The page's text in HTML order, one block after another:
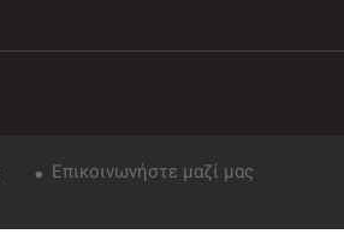
Επικοινωνήστε μαζί μας